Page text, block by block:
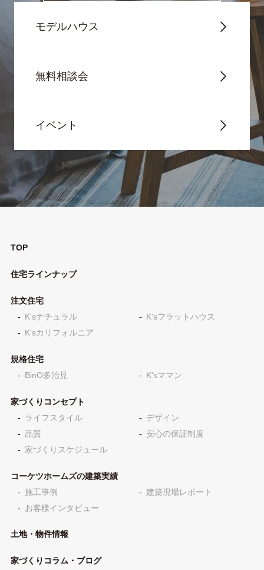
モデルハウス
無料相談会
イベント
TOP
住宅ラインナップ
注文住宅
K'sナチュラル
K'sフラットハウス
K'sカリフォルニア
規格住宅
BinO多治見
K'sママン
家づくりコンセプト
ライフスタイル
デザイン
品質
安心の保証制度
家づくりスケジュール
コーケツホームズの建築実績
施工事例
建築現場レポート
お客様インタビュー
土地・物件情報
家づくりコラム・ブログ